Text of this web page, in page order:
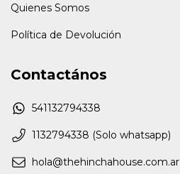
Quienes Somos
Política de Devolución
Contactános
541132794338
1132794338 (Solo whatsapp)
hola@thehinchahouse.com.ar